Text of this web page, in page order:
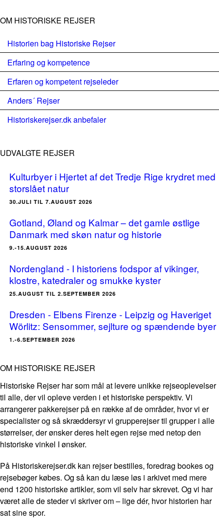
OM HISTORISKE REJSER
Historien bag Historiske Rejser
Erfaring og kompetence
Erfaren og kompetent rejseleder
Anders´ Rejser
Historiskerejser.dk anbefaler
UDVALGTE REJSER
Kulturbyer i Hjertet af det Tredje Rige krydret med
storslået natur
30.JULI TIL 7.AUGUST 2026
Gotland, Øland og Kalmar – det gamle østlige
Danmark med skøn natur og historie
9.-15.AUGUST 2026
Nordengland - I historiens fodspor af vikinger,
klostre, katedraler og smukke kyster
25.AUGUST TIL 2.SEPTEMBER 2026
Dresden - Elbens Firenze - Leipzig og Haveriget
Wörlitz: Sensommer, sejlture og spændende byer
1.-6.SEPTEMBER 2026
OM HISTORISKE REJSER
Historiske Rejser har som mål at levere unikke rejseoplevelser
til alle, der vil opleve verden i et historiske perspektiv. Vi
arrangerer pakkerejser på en række af de områder, hvor vi er
specialister og så skræddersyr vi grupperejser til grupper i alle
størrelser, der ønsker deres helt egen rejse med netop den
historiske vinkel I ønsker.
På Historiskerejser.dk kan rejser bestilles, foredrag bookes og
rejsebøger købes. Og så kan du læse løs i arkivet med mere
end 1200 historiske artikler, som vil selv har skrevet. Og vi har
været alle de steder vi skriver om – lige dér, hvor historien har
sat sine spor.